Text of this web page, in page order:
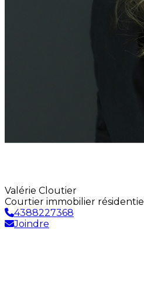
Valérie Cloutier
Courtier immobilier résidentiel
4388227368
Joindre